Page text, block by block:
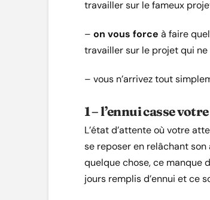
travailler sur le fameux
– on vous force à faire
travailler sur le projet qui
– vous n’arrivez tout
1 – l’ennui casse
L’état d’attente où votre
se reposer en relâchant son
quelque chose, ce manque
jours remplis d’ennui et ce